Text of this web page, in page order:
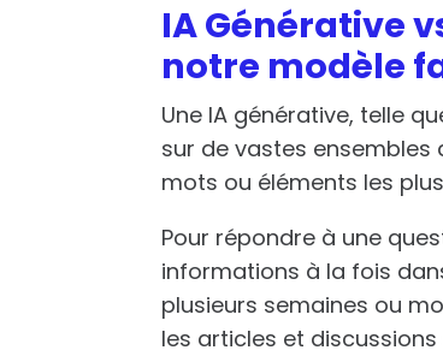
IA Générative
notre modèle
Une IA générative, telle
sur de vastes
mots ou éléments les
Pour répondre à une
informations à la fois
plusieurs semaines ou
les articles et